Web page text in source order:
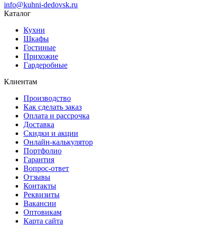
info@kuhni-dedovsk.ru
Каталог
Кухни
Шкафы
Гостиные
Прихожие
Гардеробные
Клиентам
Производство
Как сделать заказ
Оплата и рассрочка
Доставка
Скидки и акции
Онлайн-калькулятор
Портфолио
Гарантия
Вопрос-ответ
Отзывы
Контакты
Реквизиты
Вакансии
Оптовикам
Карта сайта